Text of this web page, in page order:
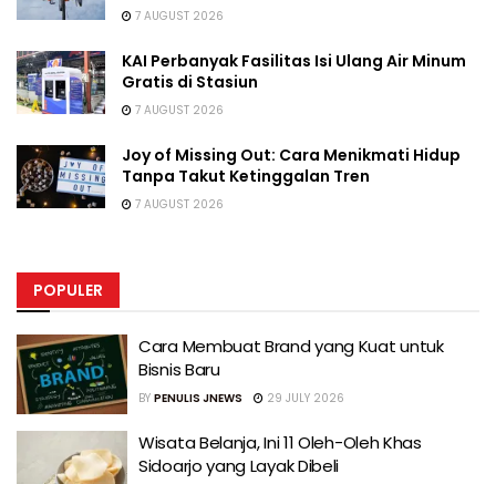
7 AUGUST 2026
KAI Perbanyak Fasilitas Isi Ulang Air Minum
Gratis di Stasiun
7 AUGUST 2026
Joy of Missing Out: Cara Menikmati Hidup
Tanpa Takut Ketinggalan Tren
7 AUGUST 2026
POPULER
Cara Membuat Brand yang Kuat untuk
Bisnis Baru
BY PENULIS JNEWS 29 JULY 2026
Wisata Belanja, Ini 11 Oleh-Oleh Khas
Sidoarjo yang Layak Dibeli